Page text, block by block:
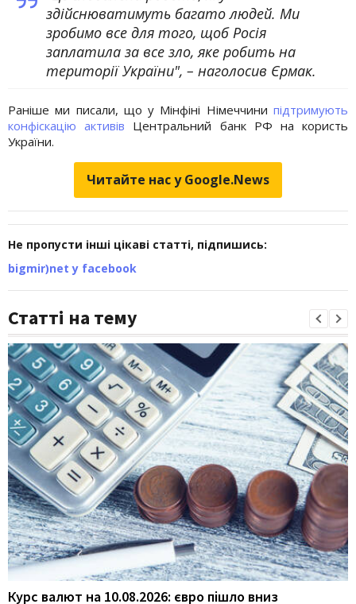
здійснюватимуть багато людей. Ми
зробимо все для того, щоб Росія
заплатила за все зло, яке робить на
території України", – наголосив Єрмак.
Раніше ми писали, що у Мінфіні Німеччини підтримують
конфіскацію активів Центральний банк РФ на користь
України.
Читайте нас у Google.News
Не пропусти інші цікаві статті, підпишись:
bigmir)net у facebook
Статті на тему
Курс валют на 10.08.2026: євро пішло вниз